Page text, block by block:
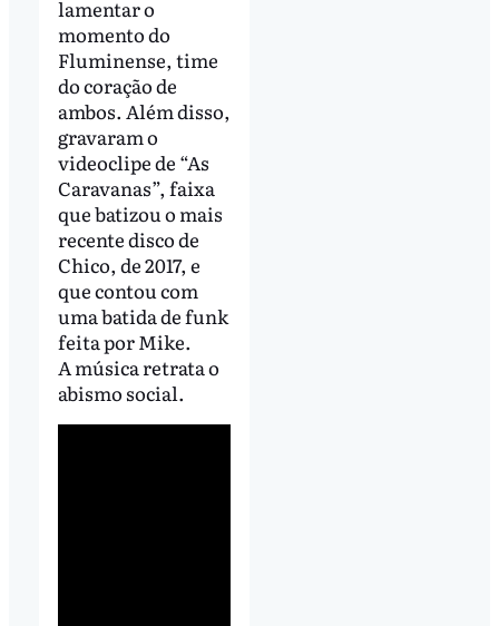
lamentar o
momento do
Fluminense, time
do coração de
ambos. Além disso,
gravaram o
videoclipe de “As
Caravanas”, faixa
que batizou o mais
recente disco de
Chico, de 2017, e
que contou com
uma batida de funk
feita por Mike.
A música retrata o
abismo social.